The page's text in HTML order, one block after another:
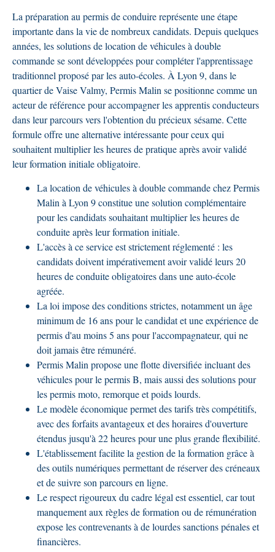
La préparation au permis de conduire représente une étape
importante dans la vie de nombreux candidats. Depuis quelques
années, les solutions de location de véhicules à double
commande se sont développées pour compléter l'apprentissage
traditionnel proposé par les auto-écoles. À Lyon 9, dans le
quartier de Vaise Valmy, Permis Malin se positionne comme un
acteur de référence pour accompagner les apprentis conducteurs
dans leur parcours vers l'obtention du précieux sésame. Cette
formule offre une alternative intéressante pour ceux qui
souhaitent multiplier les heures de pratique après avoir validé
leur formation initiale obligatoire.
La location de véhicules à double commande chez Permis
Malin à Lyon 9 constitue une solution complémentaire
pour les candidats souhaitant multiplier les heures de
conduite après leur formation initiale.
L'accès à ce service est strictement réglementé : les
candidats doivent impérativement avoir validé leurs 20
heures de conduite obligatoires dans une auto-école
agréée.
La loi impose des conditions strictes, notamment un âge
minimum de 16 ans pour le candidat et une expérience de
permis d'au moins 5 ans pour l'accompagnateur, qui ne
doit jamais être rémunéré.
Permis Malin propose une flotte diversifiée incluant des
véhicules pour le permis B, mais aussi des solutions pour
les permis moto, remorque et poids lourds.
Le modèle économique permet des tarifs très compétitifs,
avec des forfaits avantageux et des horaires d'ouverture
étendus jusqu'à 22 heures pour une plus grande flexibilité.
L'établissement facilite la gestion de la formation grâce à
des outils numériques permettant de réserver des créneaux
et de suivre son parcours en ligne.
Le respect rigoureux du cadre légal est essentiel, car tout
manquement aux règles de formation ou de rémunération
expose les contrevenants à de lourdes sanctions pénales et
financières.